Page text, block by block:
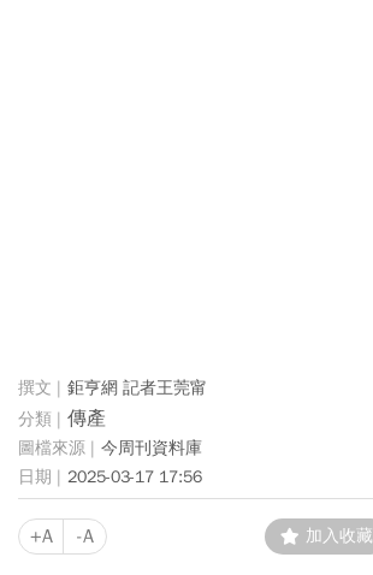
鉅亨網 記者王莞甯
傳產
今周刊資料庫
2025-03-17 17:56
+A -A 加入收藏